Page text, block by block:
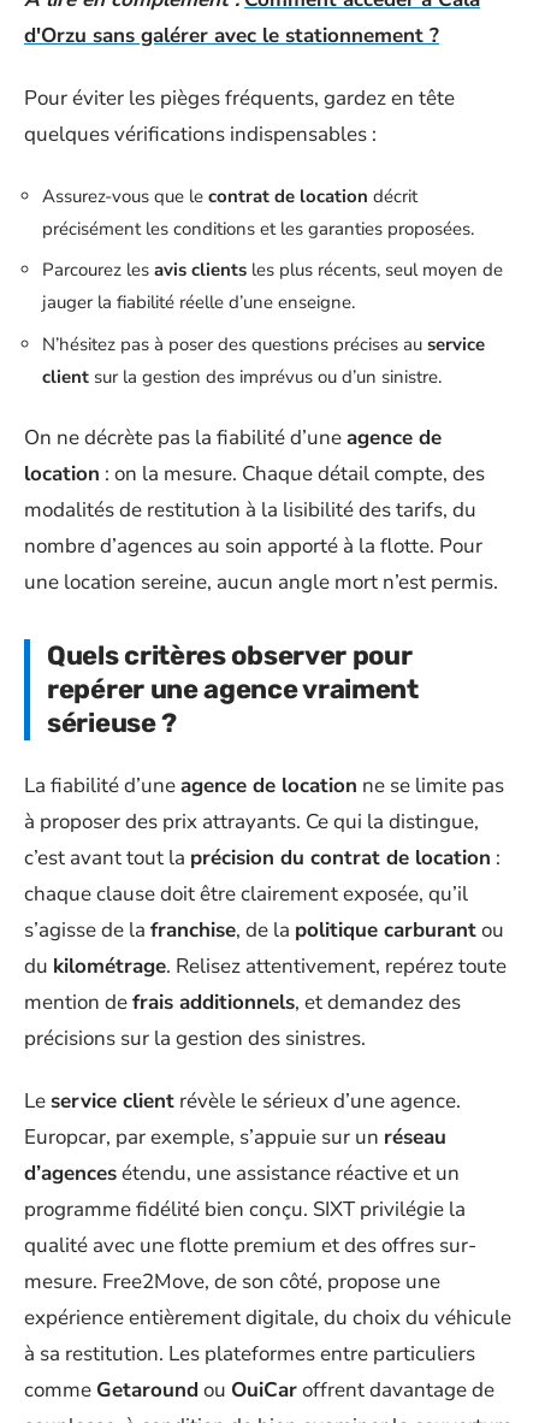
d'Orzu sans galérer avec le stationnement ?
Pour éviter les pièges fréquents, gardez en tête
quelques vérifications indispensables :
Assurez-vous que le contrat de location décrit
précisément les conditions et les garanties proposées.
Parcourez les avis clients les plus récents, seul moyen de
jauger la fiabilité réelle d’une enseigne.
N’hésitez pas à poser des questions précises au service
client sur la gestion des imprévus ou d’un sinistre.
On ne décrète pas la fiabilité d’uneagence de
location : on la mesure. Chaque détail compte, des
modalités de restitution à la lisibilité des tarifs, du
nombre d’agences au soin apporté à la flotte. Pour
une location sereine, aucun angle mort n’est permis.
Quels critères observer pour
repérer une agence vraiment
sérieuse ?
La fiabilité d’uneagence de location ne se limite pas
à proposer des prix attrayants. Ce qui la distingue,
c’est avant tout la précision du contrat de location :
chaque clause doit être clairement exposée, qu’il
s’agisse de la franchise, de la politique carburantou
du kilométrage. Relisez attentivement, repérez toute
mention defrais additionnels, et demandez des
précisions sur la gestion des sinistres.
Le service client révèle le sérieux d’une agence.
Europcar, par exemple, s’appuie sur un réseau
d’agencesétendu, une assistance réactive et un
programme fidélité bien conçu. SIXT privilégie la
qualité avec une flotte premium et des offres sur-
mesure. Free2Move, de son côté, propose une
expérience entièrement digitale, du choix du véhicule
à sa restitution. Les plateformes entre particuliers
comme Getaround ou OuiCaroffrent davantage de